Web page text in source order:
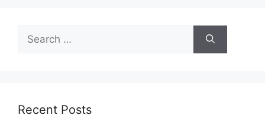
h
Recent Posts